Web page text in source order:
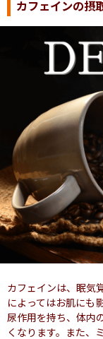
カフェインの摂
カフェインは、眠気
によってはお肌にも
尿作用を持ち、体内
くなります。また、